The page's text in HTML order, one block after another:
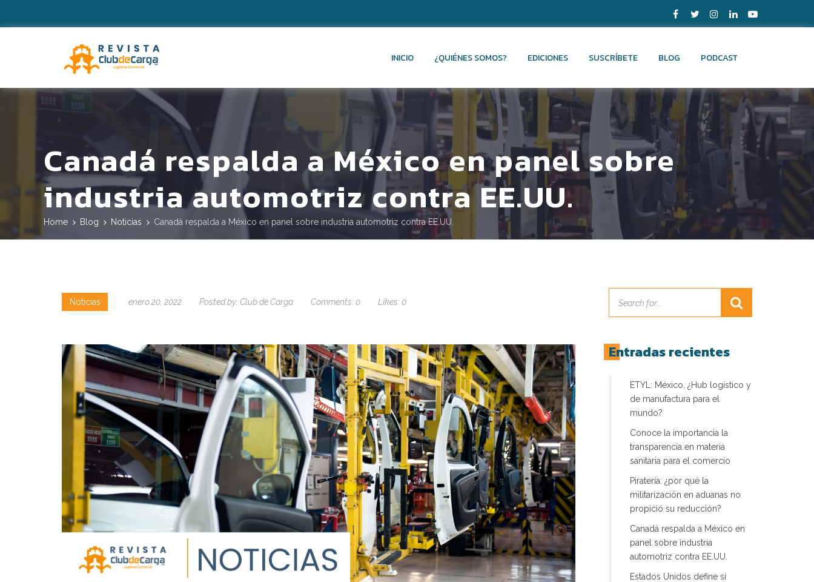
INICIO ¿QUIÉNES SOMOS? EDICIONES SUSCRÍBETE BLOG PODCAST
Canadá respalda a México en panel sobre
industria automotriz contra EE.UU.
Home Blog Noticias Canadá respalda a México en panel sobre industria automotriz contra EE.UU.
Noticias enero 20, 2022 Posted by: Club de Carga Comments: 0 Likes: 0
Entradas recientes
ETYL: México, ¿Hub logístico y
de manufactura para el
mundo?
Conoce la importancia la
transparencia en materia
sanitaria para el comercio
Piratería: ¿por qué la
militarización en aduanas no
propició su reducción?
Canadá respalda a México en
panel sobre industria
automotriz contra EE.UU.
Estados Unidos define si